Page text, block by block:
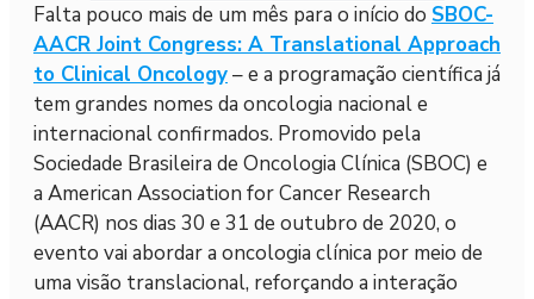
Falta pouco mais de um mês para o início do SBOC-
AACR Joint Congress: A Translational Approach
to Clinical Oncology– e a programação científica já
tem grandes nomes da oncologia nacional e
internacional confirmados. Promovido pela
Sociedade Brasileira de Oncologia Clínica (SBOC) e
a American Association for Cancer Research
(AACR) nos dias 30 e 31 de outubro de 2020, o
evento vai abordar a oncologia clínica por meio de
uma visão translacional, reforçando a interação